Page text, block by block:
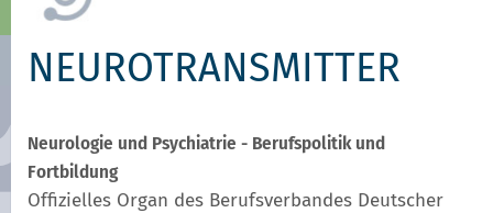
NEUROTRANSMITTER
Neurologie und Psychiatrie - Berufspolitik und
Fortbildung
Offizielles Organ des Berufsverbandes Deutscher